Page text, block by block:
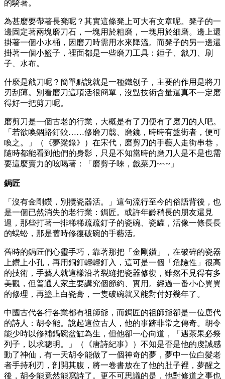
的騎著。
為甚麼要帶著長凳呢？其實這條凳上可大有文章呢。凳子的一
邊固定著兩塊磨刀石，一塊用於粗磨，一塊用於細磨。邊上還
掛著一個小水桶，因磨刀時需用水來降溫。而凳子的另一邊還
掛著一個小籃子，裡面都是一些磨刀工具：錘子、戧刀、刷
子、水布。
什麼是戧刀呢？簡單點說就是一種鐵刨子，主要的作用是將刀
刃刮薄。別看磨刀這項活很簡單，沒點技術含量還真不一定磨
得好一把剪刀呢。
磨剪刀是一個古老的行業，大概是有了刀便有了磨刀的人吧。
「若欲喚錮路釘鉸……修磨刀翦、磨鏡，時時有盤街者，便可
喚之。」（《夢粱錄》）在宋代，磨剪刀的手藝人走街串巷，
隨時都能看到他們的身影，只是不知當時的磨刀人是不是也需
要這麼賣力的吆喝著：「磨剪子唻，戧菜刀~~~」
鋦匠
「沒有金剛鑽，別攬瓷器活。」這句流行至今的俗語背後，也
是一個已然消失的老行業：鋦匠。或許年齡稍長的朋友還見
過，那些打著一排稀稀疏疏釘子的瓷碗、瓷罐，活像一條長長
的蜈蚣，那是舊時修復破碗的手藝活。
舊時的鋦匠們心靈手巧，靠著那把「金剛鑽」，在破碎的瓷器
上鑽上小孔，再用銅釘輕輕釘入，這可是一個「危險性」很高
的技術，手藝人就這樣沿著裂縫把瓷器修復，雖然不見得有多
美觀，但普通人家主要講究個節約、實用。經過一番小心翼翼
的修理，再塗上白瓷膏，一隻破碗就又能對付好幾年了。
中國古代各行各業都有祖師爺，而鋦匠的祖師爺卻是一位唐代
的詩人：胡令能。說起這位古人，他的事跡非常之傳奇。胡令
能少時以修補鍋碗盆缸為生，但他卻一心向道，「遇茶果必祭
列子，以求聰明。」（《唐詩紀事》）不知是否是他的虔誠感
動了神仙，有一天胡令能做了一個神奇的夢，夢中一位白髮老
者手持利刃，剖開其腹，將一卷書放在了他的肚子裡，夢醒之
後，胡令能竟然能寫詩了。更不可思議的是，他對修道之事也